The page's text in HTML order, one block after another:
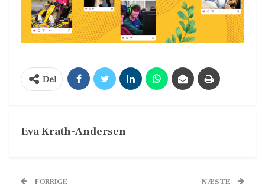
Del
Eva Krath-Andersen
FORRIGE NÆSTE